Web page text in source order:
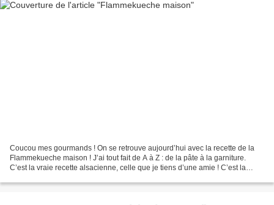
Coucou mes gourmands ! On se retrouve aujourd’hui avec la recette de la
Flammekueche maison ! J’ai tout fait de A à Z : de la pâte à la garniture.
C’est la vraie recette alsacienne, celle que je tiens d’une amie ! C’est la